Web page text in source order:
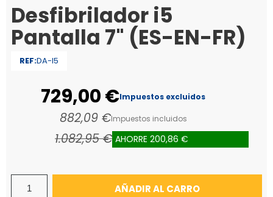
Desfibrilador i5
Pantalla 7" (ES-EN-FR)
REF:DA-I5
729,00 €Impuestos excluidos
882,09 €Impuestos incluidos
1.082,95 € AHORRE 200,86 €
AÑADIR AL CARRO